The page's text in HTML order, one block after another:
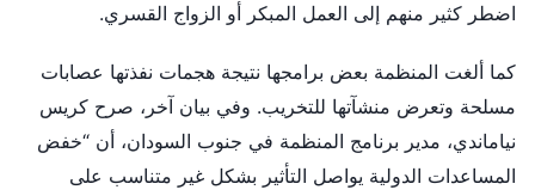
اضطر كثير منهم إلى العمل المبكر أو الزواج القسري.
كما ألغت المنظمة بعض برامجها نتيجة هجمات نفذتها عصابات
مسلحة وتعرض منشآتها للتخريب. وفي بيان آخر، صرح كريس
نياماندي، مدير برنامج المنظمة في جنوب السودان، أن “خفض
المساعدات الدولية يواصل التأثير بشكل غير متناسب على